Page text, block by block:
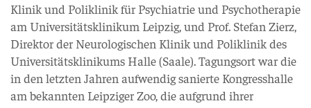
Klinik und Poliklinik für Psychiatrie und Psychotherapie
am Universitätsklinikum Leipzig, und Prof. Stefan Zierz,
Direktor der Neurologischen Klinik und Poliklinik des
Universitätsklinikums Halle (Saale). Tagungsort war die
in den letzten Jahren aufwendig sanierte Kongresshalle
am bekannten Leipziger Zoo, die aufgrund ihrer